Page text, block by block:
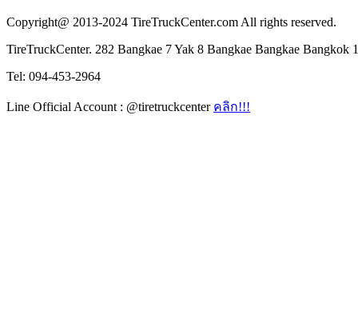
Copyright@ 2013-2024 TireTruckCenter.com All rights reserved.
TireTruckCenter. 282 Bangkae 7 Yak 8 Bangkae Bangkae Bangkok
Tel: 094-453-2964
Line Official Account : @tiretruckcenter คลิก!!!